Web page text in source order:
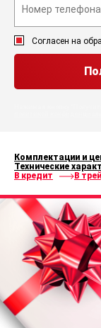
Согласен на
Комплектации и
Технические
В кредит
В